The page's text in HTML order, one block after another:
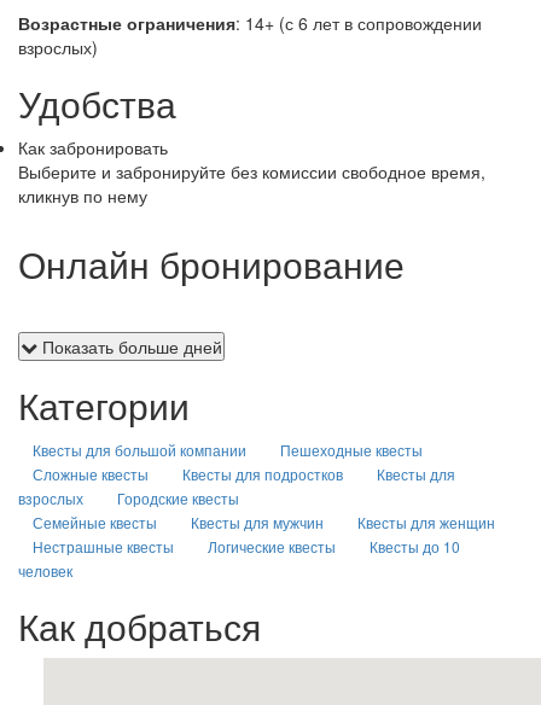
Возрастные ограничения: 14+ (с 6 лет в сопровождении
взрослых)
Удобства
Как забронировать
Выберите и забронируйте без комиссии свободное время,
кликнув по нему
Онлайн бронирование
Показать больше дней
Категории
Квесты для большой компании
Пешеходные квесты
Сложные квесты
Квесты для подростков
Квесты для
взрослых
Городские квесты
Семейные квесты
Квесты для мужчин
Квесты для женщин
Нестрашные квесты
Логические квесты
Квесты до 10
человек
Как добраться